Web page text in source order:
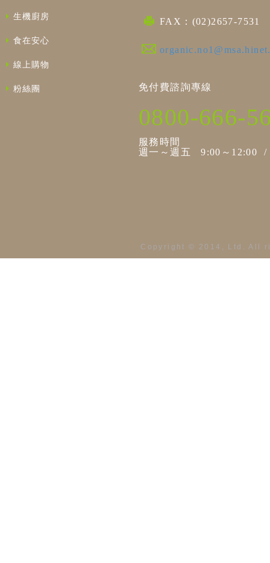
生機廚房
食在安心
線上購物
粉絲團
FAX：(02)2657-7531
免付費諮詢專線
0800-666-
服務時間
週一～週五 9:00～12:00 /
Copyright © 2014, Ltd.